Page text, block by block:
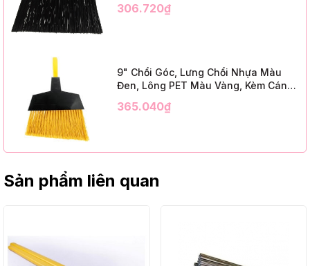
12 Bộ/Thùng (9" Angle Broom, Yellow
306.720₫
9" Chổi Góc, Lưng Chổi Nhựa Màu
Đen, Lông PET Màu Vàng, Kèm Cán
12 Bộ/Thùng (9" Angle Broom, Black
365.040₫
Sản phẩm liên quan